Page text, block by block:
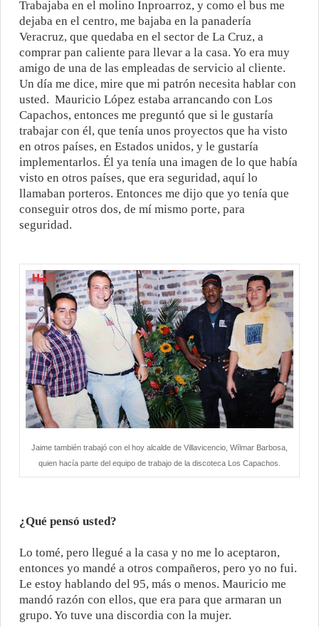
Trabajaba en el molino Inproarroz, y como el bus me
dejaba en el centro, me bajaba en la panadería
Veracruz, que quedaba en el sector de La Cruz, a
comprar pan caliente para llevar a la casa. Yo era muy
amigo de una de las empleadas de servicio al cliente.
Un día me dice, mire que mi patrón necesita hablar con
usted. Mauricio López estaba arrancando con Los
Capachos, entonces me preguntó que si le gustaría
trabajar con él, que tenía unos proyectos que ha visto
en otros países, en Estados unidos, y le gustaría
implementarlos. Él ya tenía una imagen de lo que había
visto en otros países, que era seguridad, aquí lo
llamaban porteros. Entonces me dijo que yo tenía que
conseguir otros dos, de mí mismo porte, para
seguridad.
Jaime también trabajó con el hoy alcalde de Villavicencio, Wílmar Barbosa,
quien hacía parte del equipo de trabajo de la discoteca Los Capachos.
¿Qué pensó usted?
Lo tomé, pero llegué a la casa y no me lo aceptaron,
entonces yo mandé a otros compañeros, pero yo no fui.
Le estoy hablando del 95, más o menos. Mauricio me
mandó razón con ellos, que era para que armaran un
grupo. Yo tuve una discordia con la mujer.